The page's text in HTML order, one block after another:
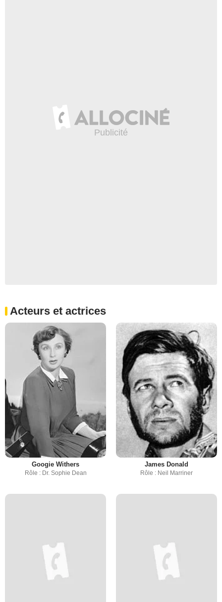
Acteurs et actrices
Googie Withers
Rôle : Dr. Sophie Dean
James Donald
Rôle : Neil Marriner